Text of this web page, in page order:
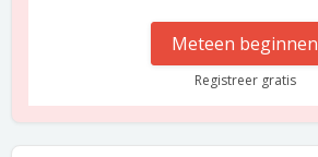
Meteen beginnen
Registreer gratis